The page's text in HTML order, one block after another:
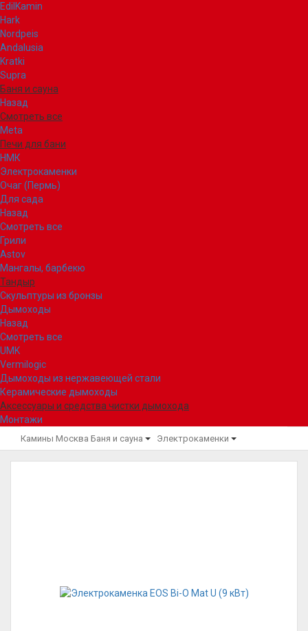
EdilKamin
Hark
Nordpeis
Andalusia
Kratki
Supra
Баня и сауна
Назад
Смотреть все
Meta
Печи для бани
НМК
Электрокаменки
Очаг (Пермь)
Для сада
Назад
Смотреть все
Грили
Astov
Мангалы, барбекю
Тандыр
Скульптуры из бронзы
Дымоходы
Назад
Смотреть все
UMK
Vermilogic
Дымоходы из нержавеющей стали
Керамические дымоходы
Аксессуары и средства чистки дымохода
Монтажи
Камины Москва Баня и сауна Электрокаменки